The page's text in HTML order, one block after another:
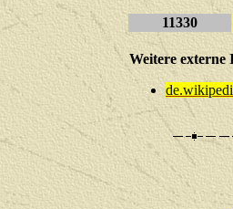
11330
Weitere externe